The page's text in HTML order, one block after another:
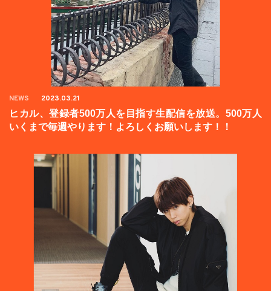
NEWS 2023.03.21
ヒカル、登録者500万人を目指す生配信を放送。500万人
いくまで毎週やります！よろしくお願いします！！